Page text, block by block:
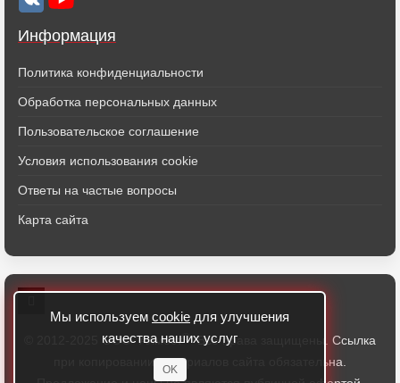
Информация
Политика конфиденциальности
Обработка персональных данных
Пользовательское соглашение
Условия использования cookie
Ответы на частые вопросы
Карта сайта
© 2012-2025 ООО "Алмест®" Все права защищены. Ссылка
при копировании материалов сайта обязательна.
Мы используем cookie для улучшения
качества наших услуг
OK